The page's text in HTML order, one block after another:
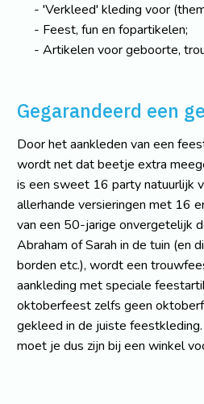
'Verkleed' kleding voor
Feest, fun en fopartikelen;
Artikelen voor geboorte,
Gegarandeerd een
Door het aankleden van een
wordt net dat beetje extra
is een sweet 16 party natuurlijk
allerhande versieringen met 16
van een 50-jarige onvergetelijk
Abraham of Sarah in de tuin (en
borden etc.), wordt een
aankleding met speciale
oktoberfeest zelfs geen
gekleed in de juiste
moet je dus zijn bij een winkel